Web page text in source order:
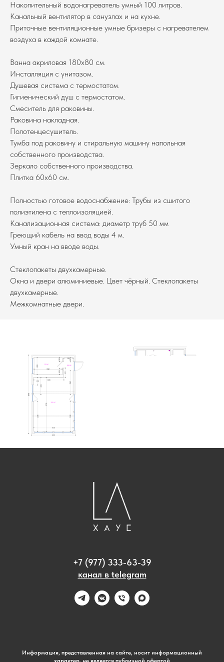
Накопительный водонагреватель умный 100 литров.
Канальный вентилятор в санузлах и на кухне.
Приточные вентиляционные умные бризеры с нагревателем
воздуха в каждой комнате.
Ванна акриловая 180x80 см.
Инсталляция с унитазом.
Душевая система с термостатом.
Гигиенический душ с термостатом.
Смеситель для раковины.
Раковина накладная.
Полотенцесушитель.
Тумба под раковину и стиральную машину напольная
собственного производства.
Зеркало собственного производства.
Плитка 60х60 см.
Полностью готовое водоснабжение: Трубы из сшитого
полиэтилена с теплоизоляцией.
Канализационная система: диаметр труб 50 мм
Греющий кабель на ввод воды 4 м.
Умный кран на вводе воды.
Стеклопакеты двухкамерные.
Окна и двери алюминиевые. Цвет чёрный. Стеклопакеты
двухкамерные.
Межкомнатные двери.
+7 (977) 333-63-39
канал в telegram
Информация, представленная на сайте, носит информационный
характер, не является публичной офертой